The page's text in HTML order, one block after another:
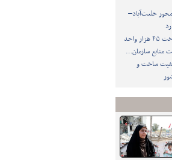
محور خلعت‌آباد–
آماده سازی زمین برای ساخت ۴۵ هزار واحد
ساخت و